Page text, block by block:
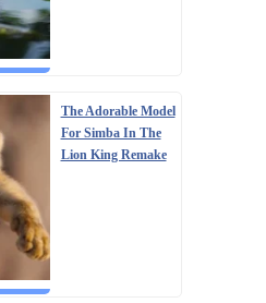
The Adorable Model
For Simba In The
Lion King Remake